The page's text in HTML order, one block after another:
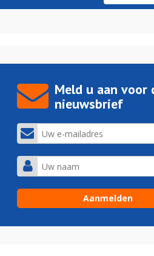
Meld u aan voor
nieuwsbrief